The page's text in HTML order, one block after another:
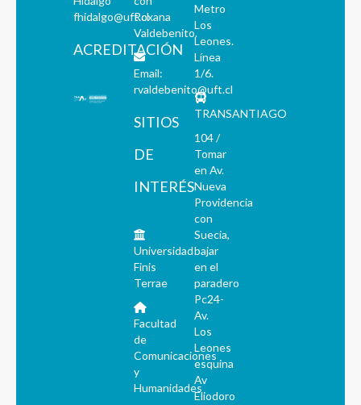
fhidalgo@uft.cl
ACREDITACIÓN
Roxana
Valdebenito.
Email:
rvaldebenito@uft.cl
SITIOS
DE
INTERÉS
Universidad
Finis
Terrae
Facultad
de
Comunicaciones
y
Humanidades
Metro
Los
Leones.
Línea
1/6.
TRANSANTIAGO
104 /
Tomar
en Av.
Nueva
Providencia
con
Suecia,
bajar
en el
paradero
Pc24-
Av.
Los
Leones
esquina
Av
Eliodoro